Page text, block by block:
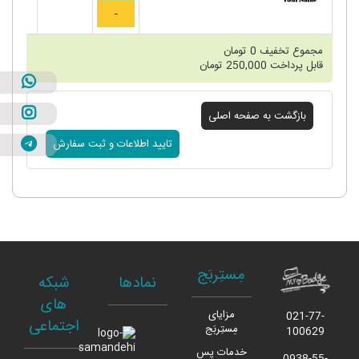
مجموع تخفیف 0 تومان
قابل پرداخت 250,000 تومان
021-77-
100629
مِستِربَج
مزایای
مِستِربَج
خدمات پس
نمادها
شبکه
های
اجتماعی